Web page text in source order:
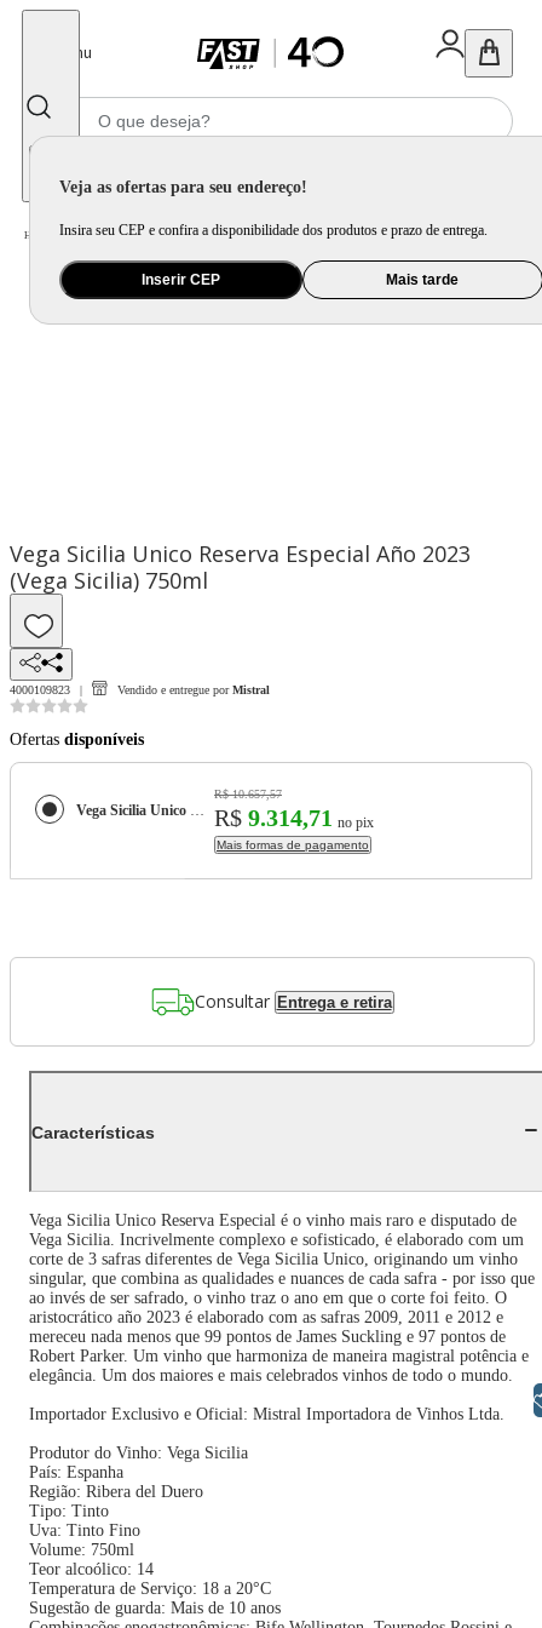
Menu
Veja as ofertas para seu endereço!
Insira seu CEP e confira a disponibilidade dos produtos e prazo de entrega.
Inserir CEP Mais tarde
Home Mercado / Bebida Vinho
Vega Sicilia Unico Reserva Especial Año 2023
(Vega Sicilia) 750ml
4000109823 Vendido e entregue por Mistral
Ofertas disponíveis
Vega Sicilia Unico Reserva Especial Año 2023 (Vega Sicilia) 750ml
R$ 10.657,57
R$ 9.314,71 no pix
Mais formas de pagamento
Consultar Entrega e retira
Características
Vega Sicilia Unico Reserva Especial é o vinho mais raro e disputado de
Vega Sicilia. Incrivelmente complexo e sofisticado, é elaborado com um
corte de 3 safras diferentes de Vega Sicilia Unico, originando um vinho
singular, que combina as qualidades e nuances de cada safra - por isso que
ao invés de ser safrado, o vinho traz o ano em que o corte foi feito. O
aristocrático año 2023 é elaborado com as safras 2009, 2011 e 2012 e
mereceu nada menos que 99 pontos de James Suckling e 97 pontos de
Robert Parker. Um vinho que harmoniza de maneira magistral potência e
elegância. Um dos maiores e mais celebrados vinhos de todo o mundo.
Importador Exclusivo e Oficial: Mistral Importadora de Vinhos Ltda.
Produtor do Vinho: Vega Sicilia
País: Espanha
Região: Ribera del Duero
Tipo: Tinto
Uva: Tinto Fino
Volume: 750ml
Teor alcoólico: 14
Temperatura de Serviço: 18 a 20°C
Sugestão de guarda: Mais de 10 anos